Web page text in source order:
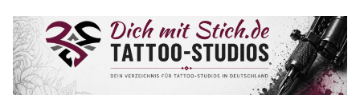
Inhalt
springen